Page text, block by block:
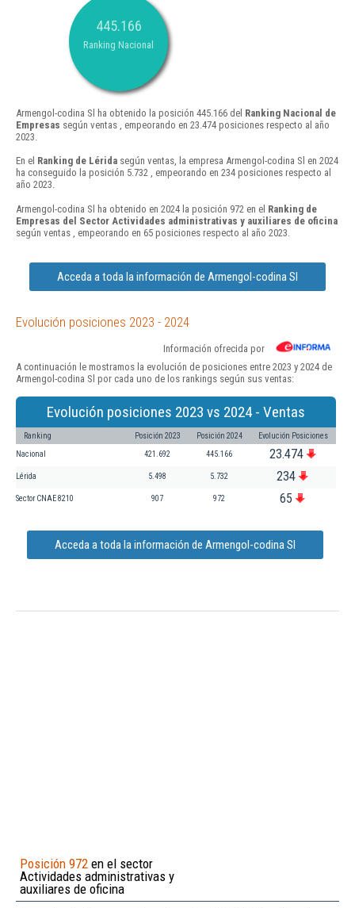
445.166
Ranking Nacional
Armengol-codina Sl ha obtenido la posición 445.166 del Ranking Nacional de
Empresas según ventas , empeorando en 23.474 posiciones respecto al año
2023.
En el Ranking de Lérida según ventas, la empresa Armengol-codina Sl en 2024
ha conseguido la posición 5.732 , empeorando en 234 posiciones respecto al
año 2023.
Armengol-codina Sl ha obtenido en 2024 la posición 972 en el Ranking de
Empresas del Sector Actividades administrativas y auxiliares de oficina
según ventas , empeorando en 65 posiciones respecto al año 2023.
Acceda a toda la información de Armengol-codina Sl
Evolución posiciones 2023 - 2024
Información ofrecida por
A continuación le mostramos la evolución de posiciones entre 2023 y 2024 de
Armengol-codina Sl por cada uno de los rankings según sus ventas:
Evolución posiciones 2023 vs 2024 - Ventas
Ranking Posición 2023 Posición 2024 Evolución Posiciones
Nacional 421.692 445.166 23.474
Lérida 5.498 5.732 234
Sector CNAE 8210 907 972 65
Acceda a toda la información de Armengol-codina Sl
Posición 972 en el sector
Actividades administrativas y
auxiliares de oficina